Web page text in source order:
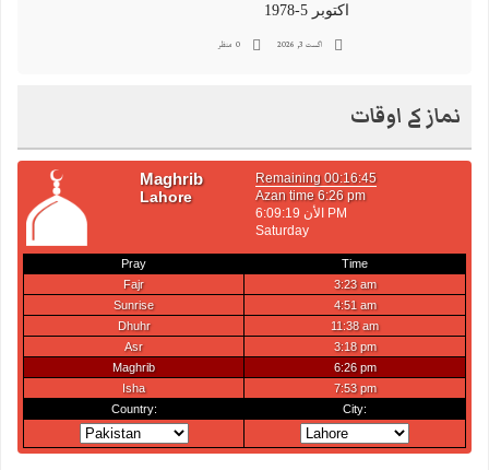
اکتوبر 5-1978
اگست 3, 2026 0 منظر
نماز کے اوقات